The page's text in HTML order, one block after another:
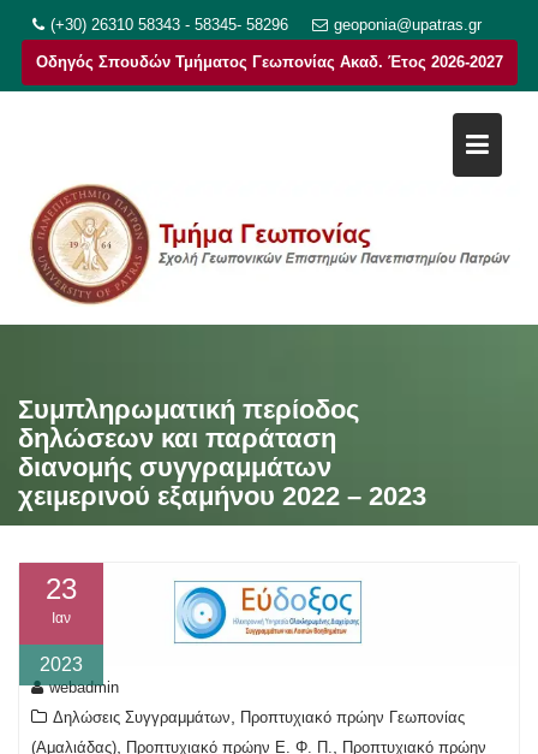
στο
περιεχόμενο
(+30) 26310 58343 - 58345- 58296 geoponia@upatras.gr
Οδηγός Σπουδών Τμήματος Γεωπονίας Ακαδ. Έτος 2026-2027
Συμπληρωματική περίοδος
δηλώσεων και παράταση
διανομής συγγραμμάτων
χειμερινού εξαμήνου 2022 – 2023
23
Ιαν
2023
webadmin
Δηλώσεις Συγγραμμάτων
Προπτυχιακό πρώην Γεωπονίας
(Αμαλιάδας)
Προπτυχιακό πρώην Ε. Φ. Π.
Προπτυχιακό πρώην